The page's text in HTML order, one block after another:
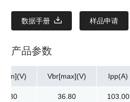
数据手册 样品申请
产品参数
Vbr[max](V)
36.80
Ipp(A)
103.00